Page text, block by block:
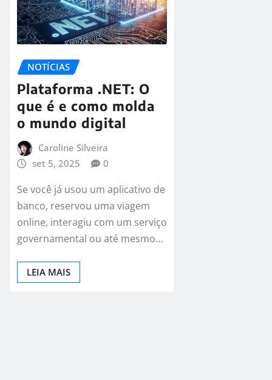
NOTÍCIAS
Plataforma .NET: O
que é e como molda
o mundo digital
Caroline Silveira
set 5, 2025
0
Se você já usou um aplicativo de
banco, reservou uma viagem
online, interagiu com um serviço
governamental ou até mesmo…
LEIA MAIS